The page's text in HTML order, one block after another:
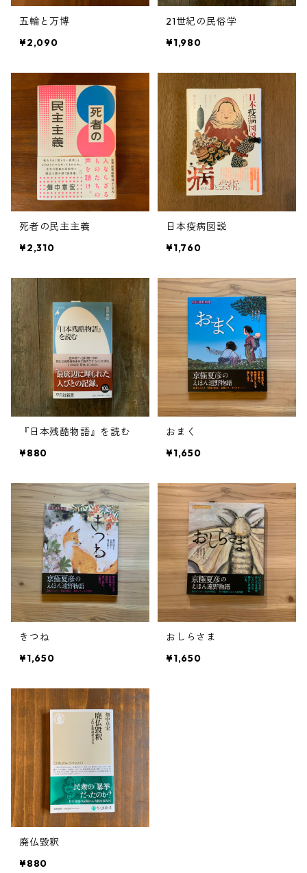
五輪と万博
¥2,090
21世紀の民俗学
¥1,980
死者の民主主義
¥2,310
日本疫病図説
¥1,760
『日本残酷物語』を読む
¥880
おまく
¥1,650
きつね
¥1,650
おしらさま
¥1,650
廃仏毀釈
¥880